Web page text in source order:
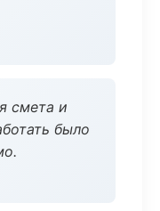
смета и
было